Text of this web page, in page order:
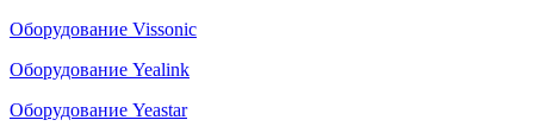
Оборудование Vissonic
Оборудование Yealink
Оборудование Yeastar